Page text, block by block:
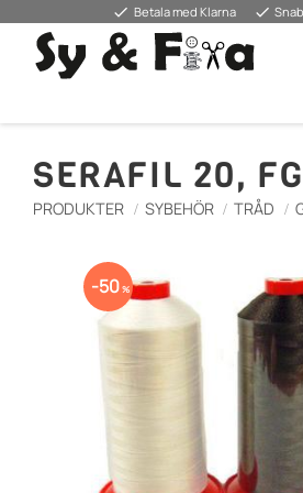
done Betala med Klarna done
SERAFIL 20,
PRODUKTER SYBEHÖR TRÅD
50%